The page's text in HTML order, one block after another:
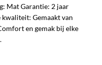
Mat Garantie: 2 jaar
kwaliteit: Gemaakt van
en gemak bij elke